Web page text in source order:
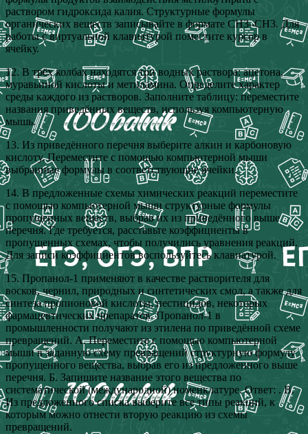
раствором гидроксида калия. Структурные формулы
органических веществ записывайте в формате СН3–СН3. Для
работы с виртуальной клавиатурой поместите курсор в
ячейку.
12. В трёх колбах находятся три водных раствора: ацетона,
муравьиной кислоты и метиламина. Определите характер
среды каждого из растворов. Заполните таблицу: переместите
названия приведённых веществ, используя компьютерную
мышь.
13. Из приведённого перечня выберите алкин и карбоновую
кислоту. Переместите с помощью компьютерной мыши
выбранные формулы в соответствующие ячейки.
14. В предложенные схемы химических реакций переместите
с помощью компьютерной мыши структурные формулы
пропущенных веществ, выбрав их из приведённого выше
перечня. Где требуется, расставьте коэффициенты в
пропущенных схемах, чтобы получились уравнения реакций.
Для записи коэффициентов воспользуйтесь клавиатурой.
15. Пропанол-1 применяют в качестве растворителя для
восков, чернил, природных и синтетических смол, а также для
синтеза пропионовой кислоты, пестицидов, некоторых
фармацевтических препаратов. Пропанол-1 в
промышленности получают из этилена по приведённой схеме
превращений. А. Переместите с помощью компьютерной
мыши в заданную схему превращений структурную формулу
пропущенного вещества, выбрав его из предложенного выше
перечня. Б. Запишите название этого вещества по
систематической (международной) номенклатуре. Ответ: . В.
Из предложенного списка выберите все типы реакций, к
которым можно отнести вторую реакцию из схемы
превращений.